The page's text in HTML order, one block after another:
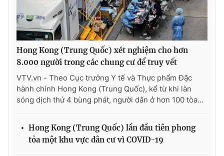
Ðiện thoại Thời báo VTV:024.66 897 897
Email:toasoan@vtv.vn
Liên hệ quảng cáo: 024-7300.7108
Hong Kong (Trung Quốc) xét nghiệm cho hơn
8.000 người trong các chung cư để truy vết
VTV.vn - Theo Cục trưởng Y tế và Thực phẩm Đặc
hành chính Hong Kong (Trung Quốc), kể từ khi làn
sóng dịch thứ 4 bùng phát, người dân ở hơn 100 tòa...
Hong Kong (Trung Quốc) lần đầu tiên phong
tỏa một khu vực dân cư vì COVID-19